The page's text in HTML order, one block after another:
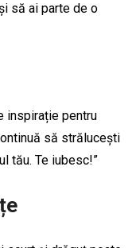
să ai parte de o
inspirație pentru
să strălucești
tău. Te iubesc!”